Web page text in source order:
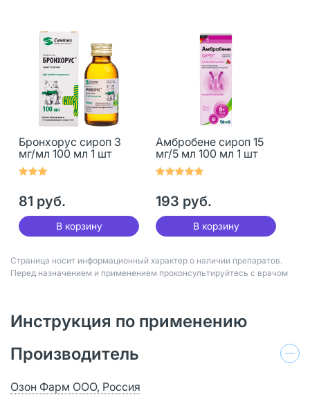
Бронхорус сироп 3
мг/мл 100 мл 1 шт
81 руб.
В корзину
Амбробене сироп 15
мг/5 мл 100 мл 1 шт
193 руб.
В корзину
Страница носит информационный характер о наличии препаратов.
Перед назначением и применением проконсультируйтесь с врачом
Инструкция по применению
Производитель
Озон Фарм ООО, Россия